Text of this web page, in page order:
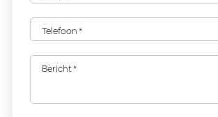
Telefoon*
Bericht*